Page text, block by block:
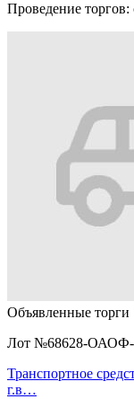
Проведение торгов:
Объявленные торги
Лот №68628-
Транспортное
г.в…